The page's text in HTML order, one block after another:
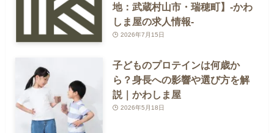
地：武蔵村山市・瑞穂町】-かわ
しま屋の求人情報-
2026年7月15日
子どものプロテインは何歳か
ら？身長への影響や選び方を解
説｜かわしま屋
2026年5月18日